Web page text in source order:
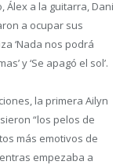
Álex a la guitarra, Dani
a ocupar sus
‘Nada nos podrá
y ‘Se apagó el sol’.
la primera Ailyn
“los pelos de
más emotivos de
empezaba a